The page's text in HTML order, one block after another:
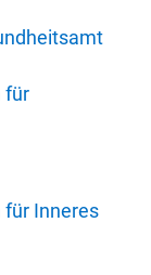
für
Inneres